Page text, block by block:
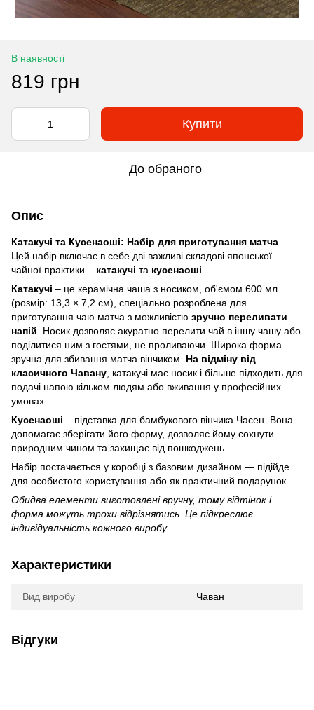
В наявності
819 грн
Купити
До обраного
Опис
Катакучі та Кусенаоші: Набір для приготування матча
Цей набір включає в себе дві важливі складові японської
чайної практики – катакучі та кусенаоші
Катакучі – це керамічна чаша з носиком, об'ємом 600 мл
(розмір: 13,3 × 7,2 см), спеціально розроблена для
приготування чаю матча з можливістю зручно переливати
напій . Носик дозволяє акуратно перелити чай в іншу чашу або
поділитися ним з гостями, не проливаючи. Широка форма
зручна для збивання матча вінчиком. На відміну від
класичного Чавану , катакучі має носик і більше підходить для
подачі напою кільком людям або вживання у професійних
умовах.
Кусенаоші – підставка для бамбукового вінчика Часен. Вона
допомагає зберігати його форму, дозволяє йому сохнути
природним чином та захищає від пошкоджень.
Набір постачається у коробці з базовим дизайном — підійде
для особистого користування або як практичний подарунок.
Обидва елементи виготовлені вручну, тому відтінок і
форма можуть трохи відрізнятись. Це підкреслює
індивідуальність кожного виробу.
Характеристики
Вид виробу Чаван
Відгуки